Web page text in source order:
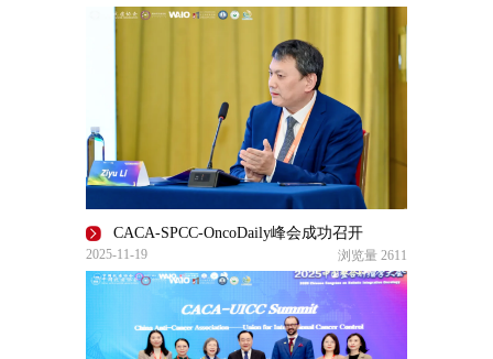
CACA-SPCC-OncoDaily峰会成功召开
2025-11-19 浏览量 2611